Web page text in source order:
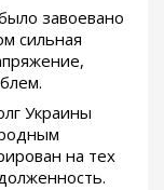
завоевано
сильная
Украины
на тех